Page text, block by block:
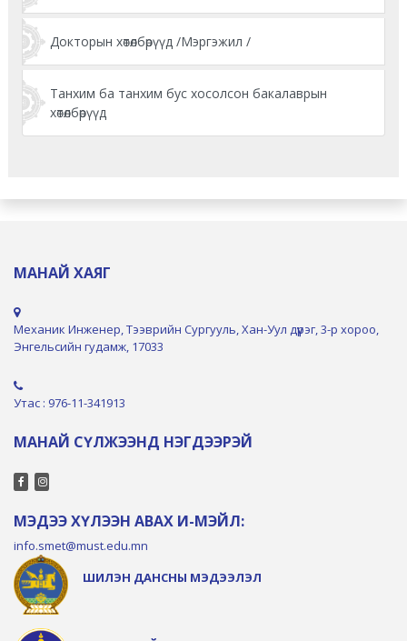
Докторын хөтөлбөрүүд /Мэргэжил /
Танхим ба танхим бус хосолсон бакалаврын
хөтөлбөрүүд
МАНАЙ ХАЯГ
Механик Инженер, Тээврийн Сургууль, Хан-Уул дүүрэг, 3-р хороо,
Энгельсийн гудамж, 17033
Утас : 976-11-341913
МАНАЙ СҮЛЖЭЭНД НЭГДЭЭРЭЙ
МЭДЭЭ ХҮЛЭЭН АВАХ И-МЭЙЛ:
info.smet@must.edu.mn
ШИЛЭН ДАНСНЫ МЭДЭЭЛЭЛ